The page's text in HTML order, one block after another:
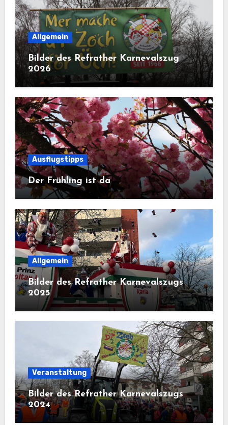
Allgemein
Bilder des Refrather Karnevalszug
2026
Ausflugstipps
Der Frühling ist da
Allgemein
Bilder des Refrather Karnevalszugs
2025
Veranstaltung
Bilder des Refrather Karnevalszugs
2024